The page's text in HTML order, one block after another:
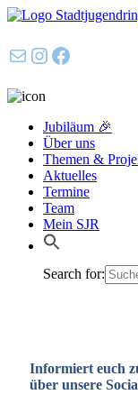
E-MailInstagram
Facebook
Jubiläum 🎉
Über uns
Themen &
Aktuelles
Termine
Team
Mein SJR
Search for:
Informiert euch
über unsere